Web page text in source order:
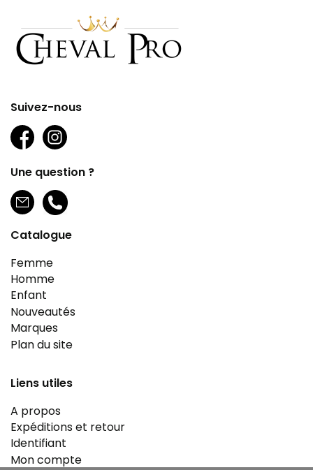
Suivez-nous
Une question ?
Catalogue
Femme
Homme
Enfant
Nouveautés
Marques
Plan du site
Liens utiles
A propos
Expéditions et retour
Identifiant
Mon compte